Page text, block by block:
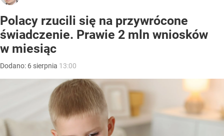
Polacy rzucili się na przywrócone
świadczenie. Prawie 2 mln wniosków
w miesiąc
Dodano: 6 sierpnia 13:00